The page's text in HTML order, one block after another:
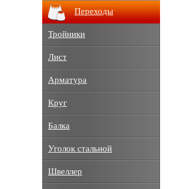
Переходы
Тройники
Лист
Арматура
Круг
Балка
Уголок стальной
Швеллер